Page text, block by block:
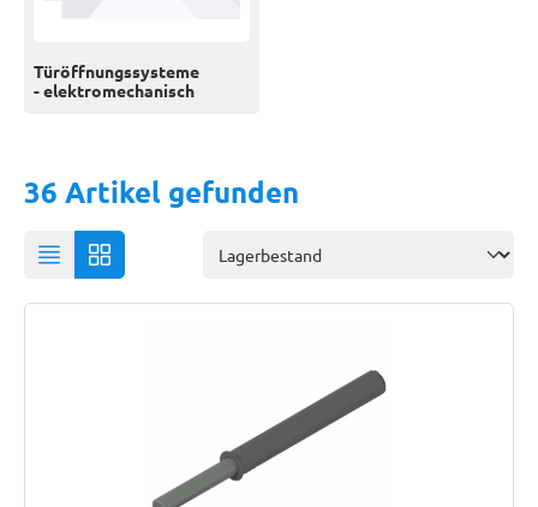
Türöffnungssysteme
- elektromechanisch
36 Artikel gefunden